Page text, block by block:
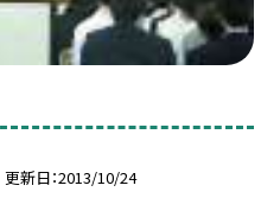
更新日 2013/10/24